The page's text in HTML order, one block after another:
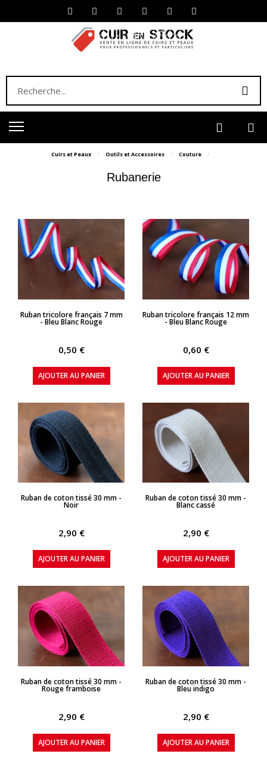
Cuirs et Peaux Outils et Accessoires Couture
Rubanerie
APERÇU RAPIDE
Ruban tricolore français 7 mm
- Bleu Blanc Rouge
0,50 €
AJOUTER AU PANIER
APERÇU RAPIDE
Ruban tricolore français 12 mm
- Bleu Blanc Rouge
0,60 €
AJOUTER AU PANIER
APERÇU RAPIDE
Ruban de coton tissé 30 mm -
Noir
2,90 €
AJOUTER AU PANIER
APERÇU RAPIDE
Ruban de coton tissé 30 mm -
Blanc cassé
2,90 €
AJOUTER AU PANIER
APERÇU RAPIDE
Ruban de coton tissé 30 mm -
Rouge framboise
2,90 €
AJOUTER AU PANIER
APERÇU RAPIDE
Ruban de coton tissé 30 mm -
Bleu indigo
2,90 €
AJOUTER AU PANIER